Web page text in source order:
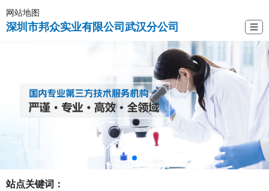
网站地图
深圳市邦众实业有限公司武汉分公司 ☰
站点关键词：